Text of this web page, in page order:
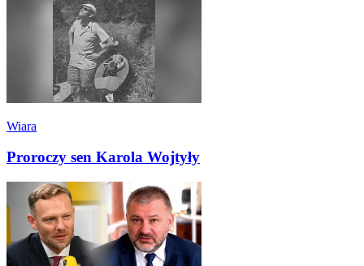
Wiara
Proroczy sen Karola Wojtyły